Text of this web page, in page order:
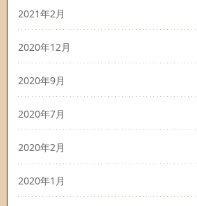
2021年2月
2020年12月
2020年9月
2020年7月
2020年2月
2020年1月